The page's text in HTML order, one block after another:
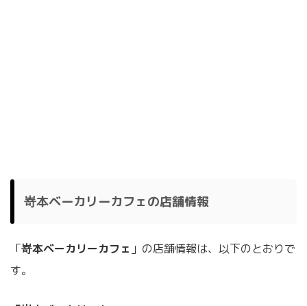
嵜本ベーカリーカフェの店舗情報
「嵜本ベーカリーカフェ 」の店舗情報は、以下のとおりで
す。